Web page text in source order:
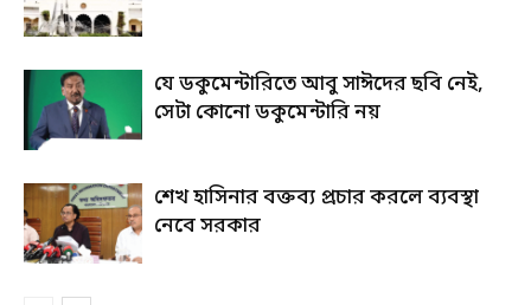
যে ডকুমেন্টারিতে আবু সাঈদের ছবি নেই,
সেটা কোনো ডকুমেন্টারি নয়
শেখ হাসিনার বক্তব্য প্রচার করলে ব্যবস্থা
নেবে সরকার